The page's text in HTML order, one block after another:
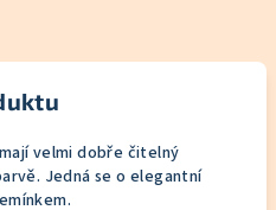
velmi dobře čitelný
Jedná se o elegantní